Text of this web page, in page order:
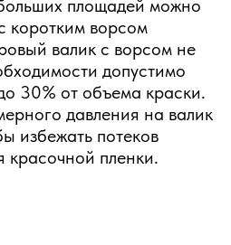
площадей можно
коротким ворсом
валик с ворсом не
допустимо
30% от объема краски.
давления на валик
избежать потеков
красочной пленки.